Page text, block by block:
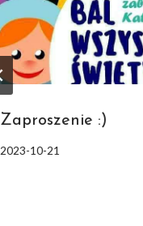
Zaproszenie :)
2023-10-21